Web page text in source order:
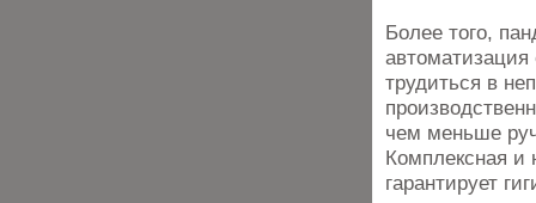
Более того,
трудиться в
чем меньше
Комплексная и
гарантирует